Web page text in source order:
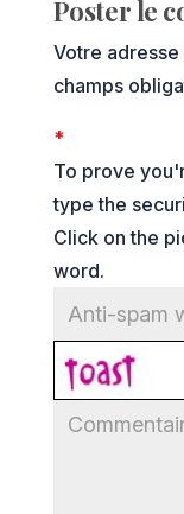
Poster le
Votre
champs
*
To prove
type the
Click on the
word.